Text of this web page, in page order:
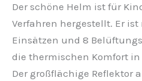
Der schöne Helm ist für
Verfahren hergestellt. Er
Einsätzen und 8
die thermischen Komfort
Der großflächige Reflektor